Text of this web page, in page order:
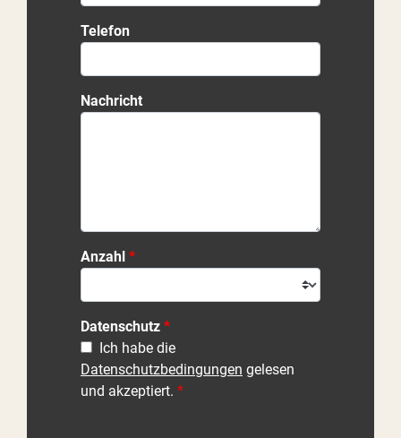
Telefon
Nachricht
Anzahl
Datenschutz
Ich habe die
Datenschutzbedingungen gelesen
und akzeptiert.